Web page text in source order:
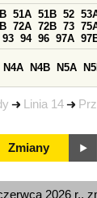
Linia 14
51A 51B 52
72A 72B 73
93 94 96 97A
N4A N4B N5A
Zmiany
2026 r.,